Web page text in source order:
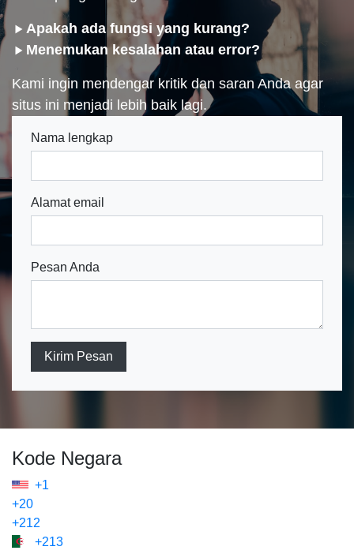
Apakah ada fungsi yang kurang?
Menemukan kesalahan atau error?
Kami ingin mendengar kritik dan saran Anda agar
situs ini menjadi lebih baik lagi.
Nama lengkap
Alamat email
Pesan Anda
Kirim Pesan
Kode Negara
+1
+20
+212
+213